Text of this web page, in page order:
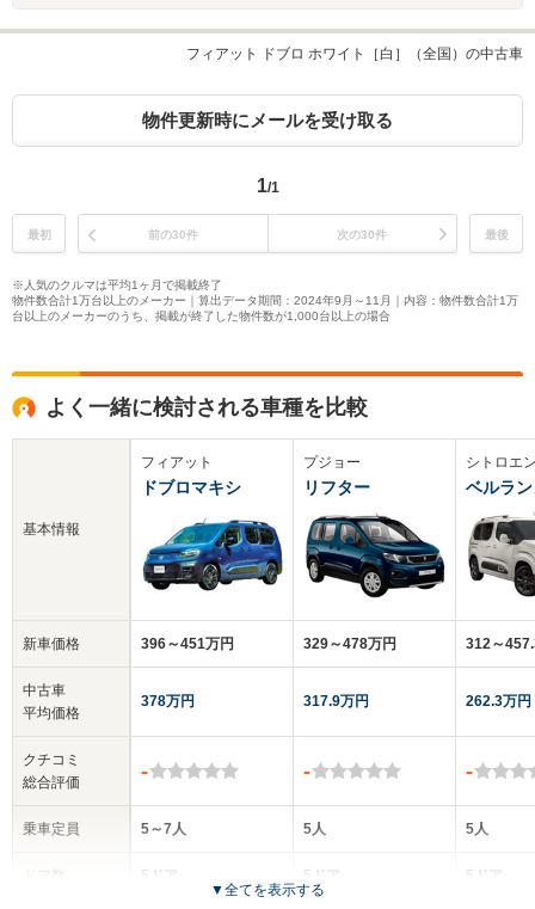
フィアット ドブロ ホワイト［白］（全国）の中古車
物件更新時にメールを受け取る
1/1
最初 前の30件 次の30件 最後
※人気のクルマは平均1ヶ月で掲載終了
物件数合計1万台以上のメーカー｜算出データ期間：2024年9月～11月｜内容：物件数合計1万
台以上のメーカーのうち、掲載が終了した物件数が1,000台以上の場合
よく一緒に検討される車種を比較
基本情報
新車価格
中古車
平均価格
クチコミ
総合評価
乗車定員
フィアット
ドブロマキシ
396～451万円
378万円
-
5～7人
5ドア
プジョー
リフター
329～478万円
317.9万円
-
5人
5ドア
シトロエ
ベルラ
312～
262.3万円
-
5人
5ドア
▼全てを表示する